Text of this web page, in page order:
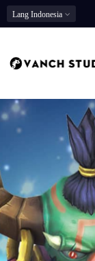
Lang Indonesia